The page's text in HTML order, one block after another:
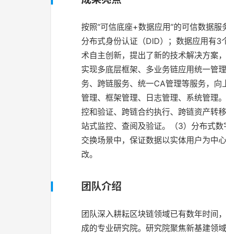
按照“可信底座+数据应用”的可信数据
分布式身份认证（DID）；数据应用有
术自主创新，提出了新的技术解决方案
实现多底层框架、多业务链应用统一管
务、跨链服务、统一CA管理等服务，
管理、框架管理、日志管理、系统管理
控和验证、跨链合约执行、跨链资产转
站式监控、查阅及验证。（3）分布式
交换场景中，保证数据以实体用户为中
改。
团队介绍
团队深入耕耘区块链领域已有数年时间
成的专业研究院。研究院聚焦新基建领